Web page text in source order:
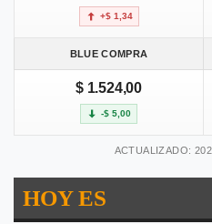
+$ 1,34
BLUE COMPRA
$ 1.524,00
-$ 5,00
ACTUALIZADO:
HOY ES